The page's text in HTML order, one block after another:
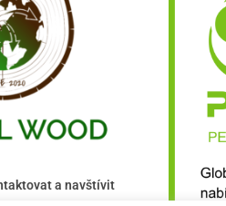
a navštívit